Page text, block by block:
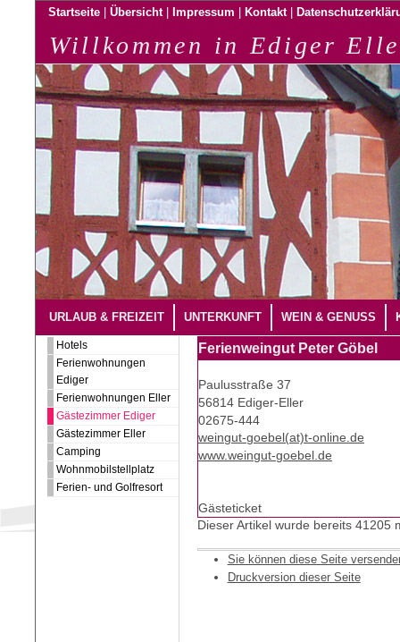
Startseite Übersicht Impressum Kontakt
Willkommen in Ediger
URLAUB & FREIZEIT UNTERKUNFT WEIN & GENUSS
Hotels
Ferienwohnungen
Ediger
Ferienwohnungen Eller
Gästezimmer Ediger
Gästezimmer Eller
Camping
Wohnmobilstellplatz
Ferien- und Golfresort
Ferienweingut Peter Göbel
Paulusstraße 37
56814 Ediger-Eller
02675-444
weingut-goebel(at)t-online.de
www.weingut-goebel.de
Gästeticket
Dieser Artikel wurde bereits 41205
Sie können diese Seite
Druckversion dieser Seite